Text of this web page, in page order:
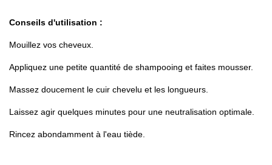
Conseils d'utilisation :
Mouillez vos cheveux.
Appliquez une petite quantité de shampooing et faites mousser.
Massez doucement le cuir chevelu et les longueurs.
Laissez agir quelques minutes pour une neutralisation optimale.
Rincez abondamment à l'eau tiède.